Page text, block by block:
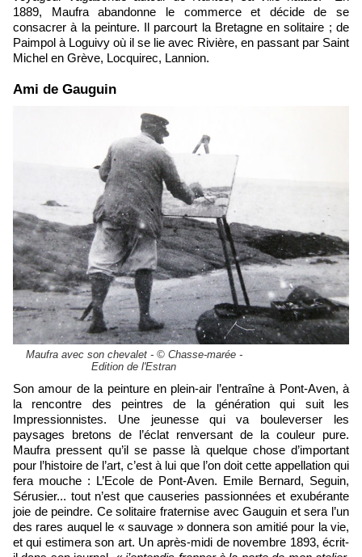
1889, Maufra abandonne le commerce et décide de se
consacrer à la peinture. Il parcourt la Bretagne en solitaire ; de
Paimpol à Loguivy où il se lie avec Rivière, en passant par Saint
Michel en Grève, Locquirec, Lannion.
Ami de Gauguin
Maufra avec son chevalet - © Chasse-marée -
Edition de l'Estran
Son amour de la peinture en plein-air l’entraîne à Pont-Aven, à
la rencontre des peintres de la génération qui suit les
Impressionnistes. Une jeunesse qui va bouleverser les
paysages bretons de l’éclat renversant de la couleur pure.
Maufra pressent qu’il se passe là quelque chose d’important
pour l’histoire de l’art, c’est à lui que l’on doit cette appellation qui
fera mouche : L’Ecole de Pont-Aven. Emile Bernard, Seguin,
Sérusier... tout n’est que causeries passionnées et exubérante
joie de peindre. Ce solitaire fraternise avec Gauguin et sera l’un
des rares auquel le « sauvage » donnera son amitié pour la vie,
et qui estimera son art. Un après-midi de novembre 1893, écrit-